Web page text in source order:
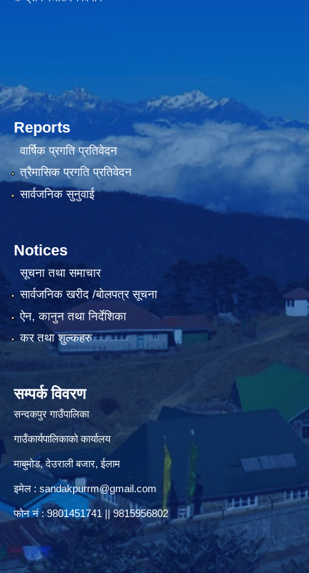
Reports
वार्षिक प्रगति प्रतिवेदन
त्रैमासिक प्रगति प्रतिवेदन
सार्वजनिक सुनुवाई
Notices
सूचना तथा समाचार
सार्वजनिक खरीद /बोलपत्र सूचना
ऐन, कानुन तथा निर्देशिका
कर तथा शुल्कहरु
सम्पर्क विवरण
सन्दकपुर गाउँपालिका
गाउँकार्यपालिकाको कार्यालय
माबुमोड, देउराली बजार, ईलाम
इमेल : sandakpurrm@gmail.com
फोन नं : 9801451741 || 9815956802